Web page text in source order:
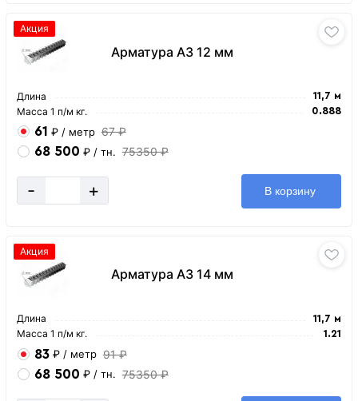
Арматура А3 12 мм
Акция
Длина 11,7 м
Масса 1 п/м кг. 0.888
61 ₽ / метр 67 ₽
68 500 ₽ / тн. 75350 ₽
- + В корзину
Арматура А3 14 мм
Акция
Длина 11,7 м
Масса 1 п/м кг. 1.21
83 ₽ / метр 91 ₽
68 500 ₽ / тн. 75350 ₽